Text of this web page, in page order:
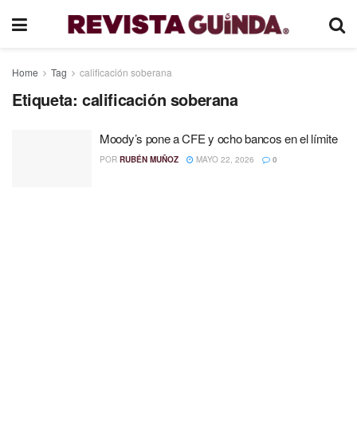
Home Tag calificación soberana
Etiqueta: calificación soberana
Moody’s pone a CFE y ocho bancos en el límite
POR RUBÉN MUÑOZ MAYO 22, 2026 0